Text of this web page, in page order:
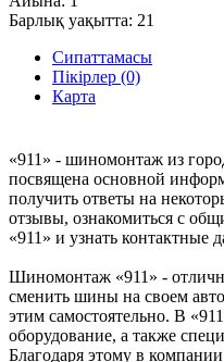
Барлық уақытта: 21
Сипаттамасы
Пікірлер (0)
Карта
«911» - шиномонтаж из
посвящена основной
получить ответы на
отзывы, ознакомиться с
«911» и узнать контактные
Шиномонтаж «911» -
сменить шины на своем
этим самостоятельно. В
оборудование, а также
Благодаря этому в